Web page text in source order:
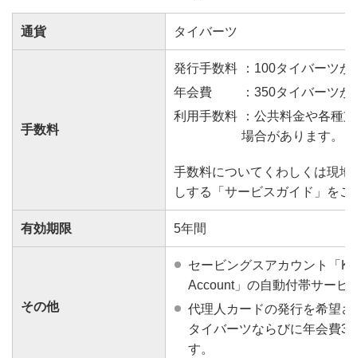
通貨 タイバーツ
手数料
発行手数料
：100タイバーツ
年会費
：350タイバーツ
利用手数料
：公共料金や各種
場合があります。
手数料についてくわしくは現
しする「サービスガイド」をご
有効期限 5年間
その他
セービングスアカウント「
Account」の自動付帯サービ
代理人カードの発行を希望
タイバーツならびに年会費
す。